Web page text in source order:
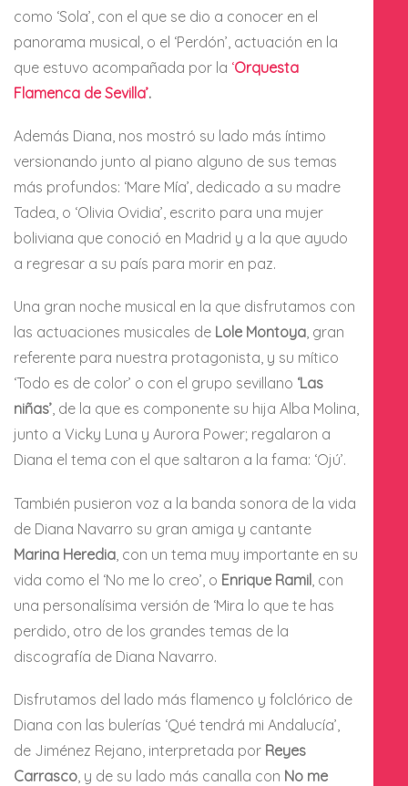
como ‘Sola’, con el que se dio a conocer en el
panorama musical, o el ‘Perdón’, actuación en la
que estuvo acompañada por la ‘Orquesta
Flamenca de Sevilla’.
Además Diana, nos mostró su lado más íntimo
versionando junto al piano alguno de sus temas
más profundos: ‘Mare Mía’, dedicado a su madre
Tadea, o ‘Olivia Ovidia’, escrito para una mujer
boliviana que conoció en Madrid y a la que ayudo
a regresar a su país para morir en paz.
Una gran noche musical en la que disfrutamos con
las actuaciones musicales de Lole Montoya, gran
referente para nuestra protagonista, y su mítico
‘Todo es de color’ o con el grupo sevillano ‘Las
niñas’, de la que es componente su hija Alba Molina,
junto a Vicky Luna y Aurora Power; regalaron a
Diana el tema con el que saltaron a la fama: ‘Ojú’.
También pusieron voz a la banda sonora de la vida
de Diana Navarro su gran amiga y cantante
Marina Heredia , con un tema muy importante en su
vida como el ‘No me lo creo’, o Enrique Ramil , con
una personalísima versión de ‘Mira lo que te has
perdido, otro de los grandes temas de la
discografía de Diana Navarro.
Disfrutamos del lado más flamenco y folclórico de
Diana con las bulerías ‘Qué tendrá mi Andalucía’,
de Jiménez Rejano, interpretada por Reyes
Carrasco , y de su lado más canalla con No me